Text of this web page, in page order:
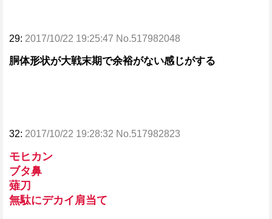
29: 2017/10/22 19:25:47 No.517982048
胴体形状が大戦末期で余裕がない感じがする
32: 2017/10/22 19:28:32 No.517982823
モヒカン
ブタ鼻
薙刀
無駄にデカイ肩当て